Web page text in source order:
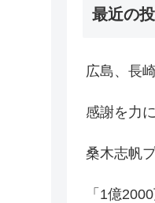
最近の
広島、長
感謝を力
桑木志帆
「1億